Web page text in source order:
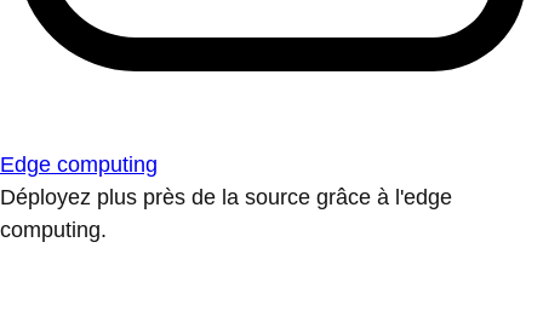
Edge computing
Déployez plus près de la source grâce à l'edge
computing.